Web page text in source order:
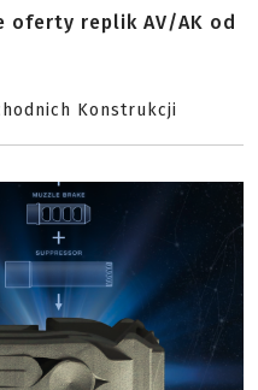
oferty replik AV/AK od
Konstrukcji